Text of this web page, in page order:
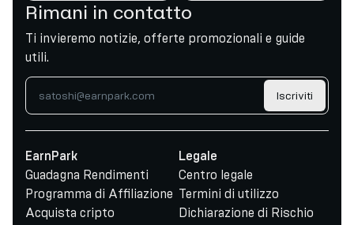
Rimani in contatto
Ti invieremo notizie, offerte promozionali e guide
utili.
Iscriviti
EarnPark
Guadagna Rendimenti
Programma di Affiliazione
Acquista cripto
Legale
Centro legale
Termini di utilizzo
Dichiarazione di Rischio